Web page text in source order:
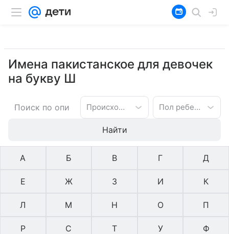
Имена пакистанское для девочек
на букву Ш
Происхождение имени Пол ребенка
Найти
А Б В Г Д
Е Ж З И К
Л М Н О П
Р С Т У Ф